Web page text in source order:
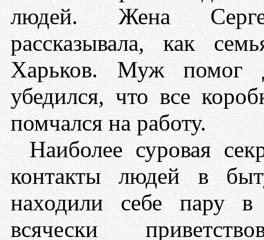
людей. Жена
рассказывала, как
Харьков. Муж помог
убедился, что все
помчался на работу.
Наиболее суровая
контакты людей в
находили себе пару в
всячески